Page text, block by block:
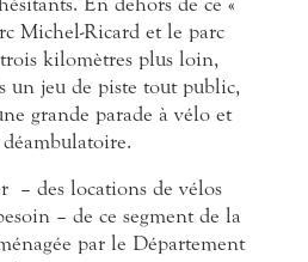
Michel-Ricard et le parc
kilomètres plus loin,
un jeu de piste tout public,
grande parade à vélo et
– des locations de vélos
– de ce segment de la
par le Département